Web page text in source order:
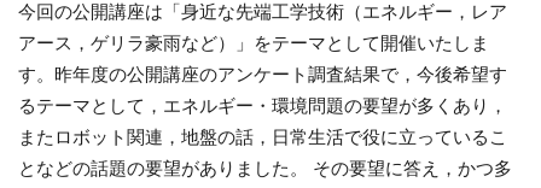
今回の公開講座は「身近な先端工学技術（エネルギー，レア
アース，ゲリラ豪雨など）」をテーマとして開催いたしま
す。昨年度の公開講座のアンケート調査結果で，今後希望す
るテーマとして，エネルギー・環境問題の要望が多くあり，
またロボット関連，地盤の話，日常生活で役に立っているこ
となどの話題の要望がありました。 その要望に答え，かつ多